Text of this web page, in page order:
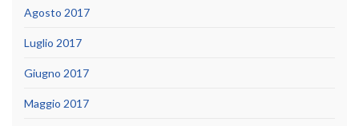
Agosto 2017
Luglio 2017
Giugno 2017
Maggio 2017